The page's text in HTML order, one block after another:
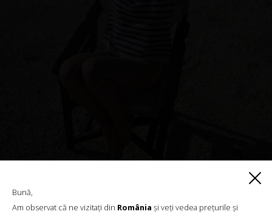
Bună,
Am observat că ne vizitați din România și veți vedea prețurile și